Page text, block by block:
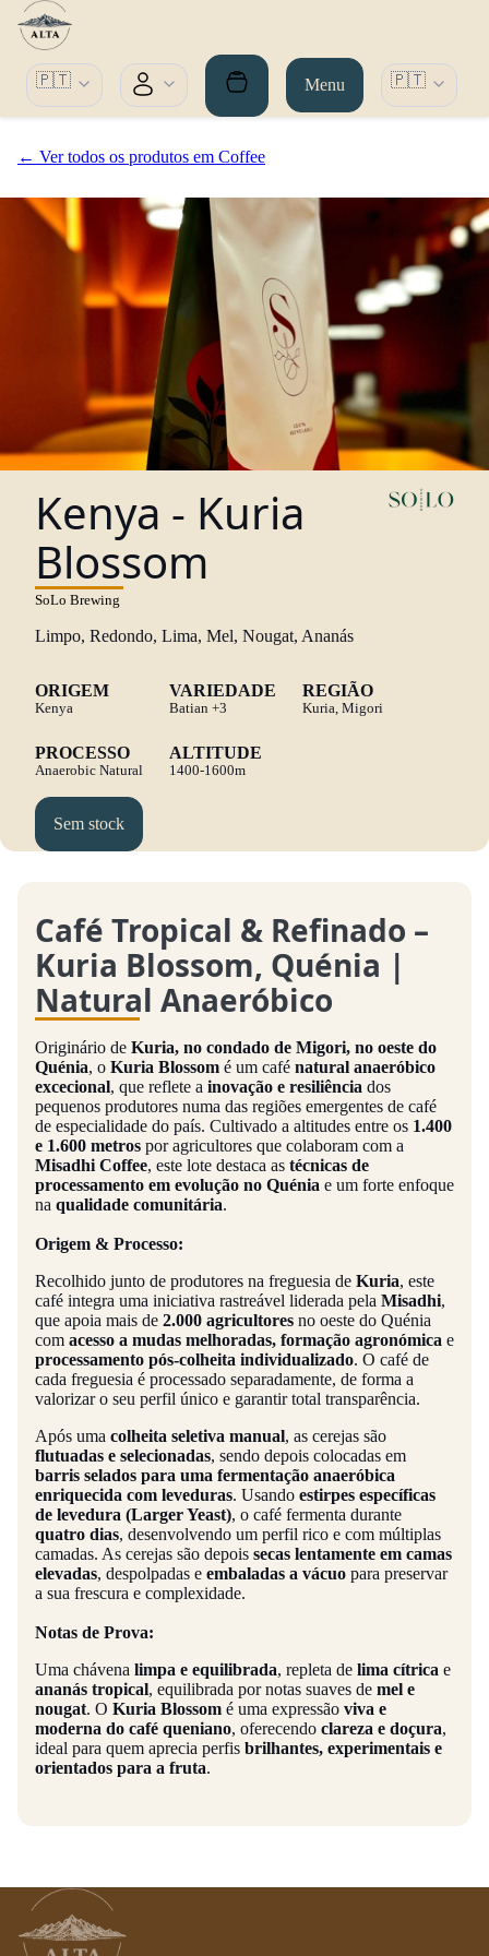
🇵🇹 Menu 🇵🇹
← Ver todos os produtos em Coffee
Kenya - Kuria
Blossom
SoLo Brewing
Limpo, Redondo, Lima, Mel, Nougat, Ananás
ORIGEM
Kenya
VARIEDADE
Batian +3
REGIÃO
Kuria, Migori
PROCESSO
Anaerobic Natural
ALTITUDE
1400-1600m
Sem stock
Café Tropical & Refinado –
Kuria Blossom, Quénia |
Natural Anaeróbico
Originário de Kuria, no condado de Migori, no oeste do
Quénia, o Kuria Blossom é um café natural anaeróbico
excecional, que reflete a inovação e resiliência dos
pequenos produtores numa das regiões emergentes de café
de especialidade do país. Cultivado a altitudes entre os 1.400
e 1.600 metros por agricultores que colaboram com a
Misadhi Coffee, este lote destaca as técnicas de
processamento em evolução no Quénia e um forte enfoque
na qualidade comunitária.
Origem & Processo:
Recolhido junto de produtores na freguesia de Kuria, este
café integra uma iniciativa rastreável liderada pela Misadhi,
que apoia mais de 2.000 agricultores no oeste do Quénia
com acesso a mudas melhoradas, formação agronómica e
processamento pós-colheita individualizado. O café de
cada freguesia é processado separadamente, de forma a
valorizar o seu perfil único e garantir total transparência.
Após uma colheita seletiva manual, as cerejas são
flutuadas e selecionadas, sendo depois colocadas em
barris selados para uma fermentação anaeróbica
enriquecida com leveduras. Usando estirpes específicas
de levedura (Larger Yeast), o café fermenta durante
quatro dias, desenvolvendo um perfil rico e com múltiplas
camadas. As cerejas são depois secas lentamente em camas
elevadas, despolpadas e embaladas a vácuo para preservar
a sua frescura e complexidade.
Notas de Prova:
Uma chávena limpa e equilibrada, repleta de lima cítrica e
ananás tropical, equilibrada por notas suaves de mel e
nougat. O Kuria Blossom é uma expressão viva e
moderna do café queniano, oferecendo clareza e doçura,
ideal para quem aprecia perfis brilhantes, experimentais e
orientados para a fruta.